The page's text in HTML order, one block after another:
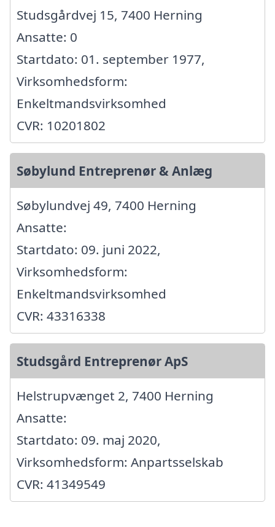
Studsgårdvej 15, 7400 Herning
Ansatte: 0
Startdato: 01. september 1977,
Virksomhedsform:
Enkeltmandsvirksomhed
CVR: 10201802
Søbylund Entreprenør & Anlæg
Søbylundvej 49, 7400 Herning
Ansatte:
Startdato: 09. juni 2022,
Virksomhedsform:
Enkeltmandsvirksomhed
CVR: 43316338
Studsgård Entreprenør ApS
Helstrupvænget 2, 7400 Herning
Ansatte:
Startdato: 09. maj 2020,
Virksomhedsform: Anpartsselskab
CVR: 41349549